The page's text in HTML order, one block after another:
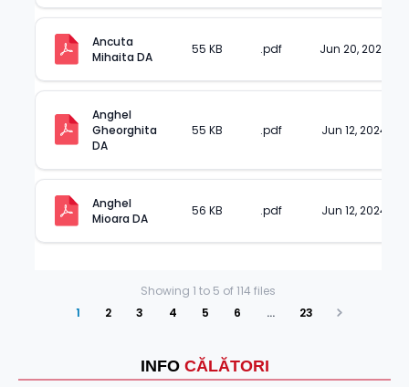
INFO CĂLĂTORI
Ancuta
Mihaita DA
55 KB .pdf Jun 20, 2024
Anghel
Gheorghita
DA
55 KB .pdf Jun 12, 2024
Anghel
Mioara DA
56 KB .pdf Jun 12, 2024
Showing 1 to 5 of114 files
1
2 3 4 5 6 … 23
Next